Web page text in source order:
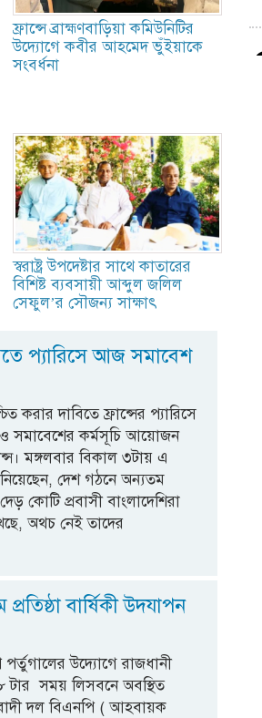
ফ্রান্সে ব্রাহ্মণবাড়িয়া কমিউনিটির
উদ্যোগে কবীর আহমেদ ভুঁইয়াকে
সংবর্ধনা
স্বরাষ্ট্র উপদেষ্টার সাথে কাতারের
বিশিষ্ট ব্যবসায়ী আব্দুল জলিল
সেফুল’র সৌজন্য সাক্ষাৎ
প্যারিসে আজ সমাবেশ
করার দাবিতে ফ্রান্সের প্যারিসে
ও সমাবেশের কর্মসূচি আয়োজন
মঙ্গলবার বিকাল ৩টায় এ
দেশ গঠনে অন্যতম
কোটি প্রবাসী বাংলাদেশিরা
অথচ নেই তাদের
বার্ষিকী উদযাপন
উদ্যোগে রাজধানী
টার সময় লিসবনে অবস্থিত
দল বিএনপি ( আহবায়ক